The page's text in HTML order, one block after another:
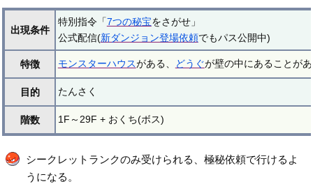
出現条件
特別指令「7つの秘宝をさがせ」
公式配信(新ダンジョン登場依頼でもパス公開中)
特徴 モンスターハウスがある、 どうぐが壁の中にあることが
目的 たんさく
階数 1F～29F + おくち(ボス)
シークレットランクのみ受けられる、極秘依頼で行けるよ
うになる。